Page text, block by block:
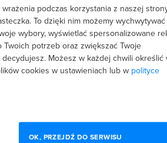
podczas korzystania z naszej
To dzięki nim możemy wychwytywać
wybory, wyświetlać spersonalizowane
potrzeb oraz zwiększać Twoje
decydujesz. Możesz w każdej chwili określić
cookies w ustawieniach lub w polityce
OK, PRZEJDŹ DO SERWISU